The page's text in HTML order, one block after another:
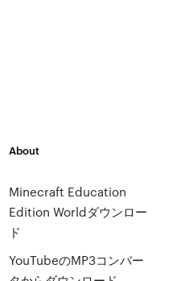
About
Minecraft Education
Edition Worldダウンロー
ド
YouTubeのMP3コンバー